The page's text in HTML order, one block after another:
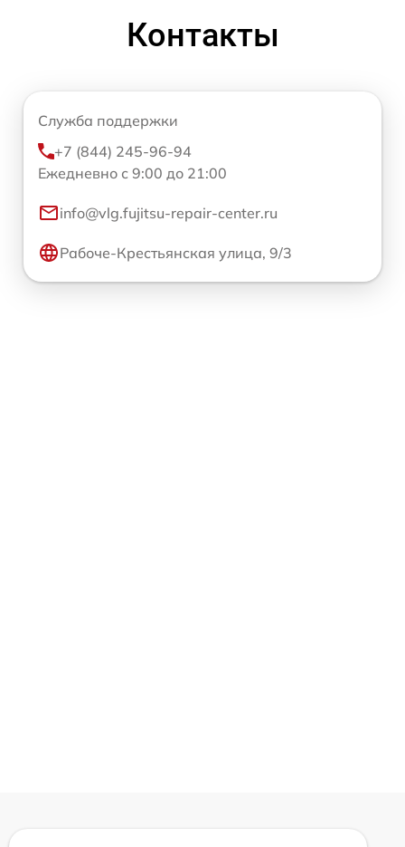
Контакты
Служба поддержки
+7 (844) 245-96-94
Ежедневно с 9:00 до 21:00
info@vlg.fujitsu-repair-center.ru
Рабоче-Крестьянская улица, 9/3